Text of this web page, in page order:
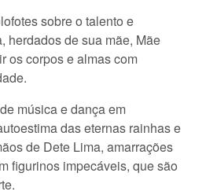
sobre o talento e
herdados de sua mãe, Mãe
os corpos e almas com
música e dança em
das eternas rainhas e
de Dete Lima, amarrações
figurinos impecáveis, que são